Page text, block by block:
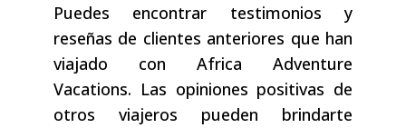
Puedes encontrar testimonios y
reseñas de clientes anteriores que han
viajado con Africa Adventure
Vacations. Las opiniones positivas de
otros viajeros pueden brindarte